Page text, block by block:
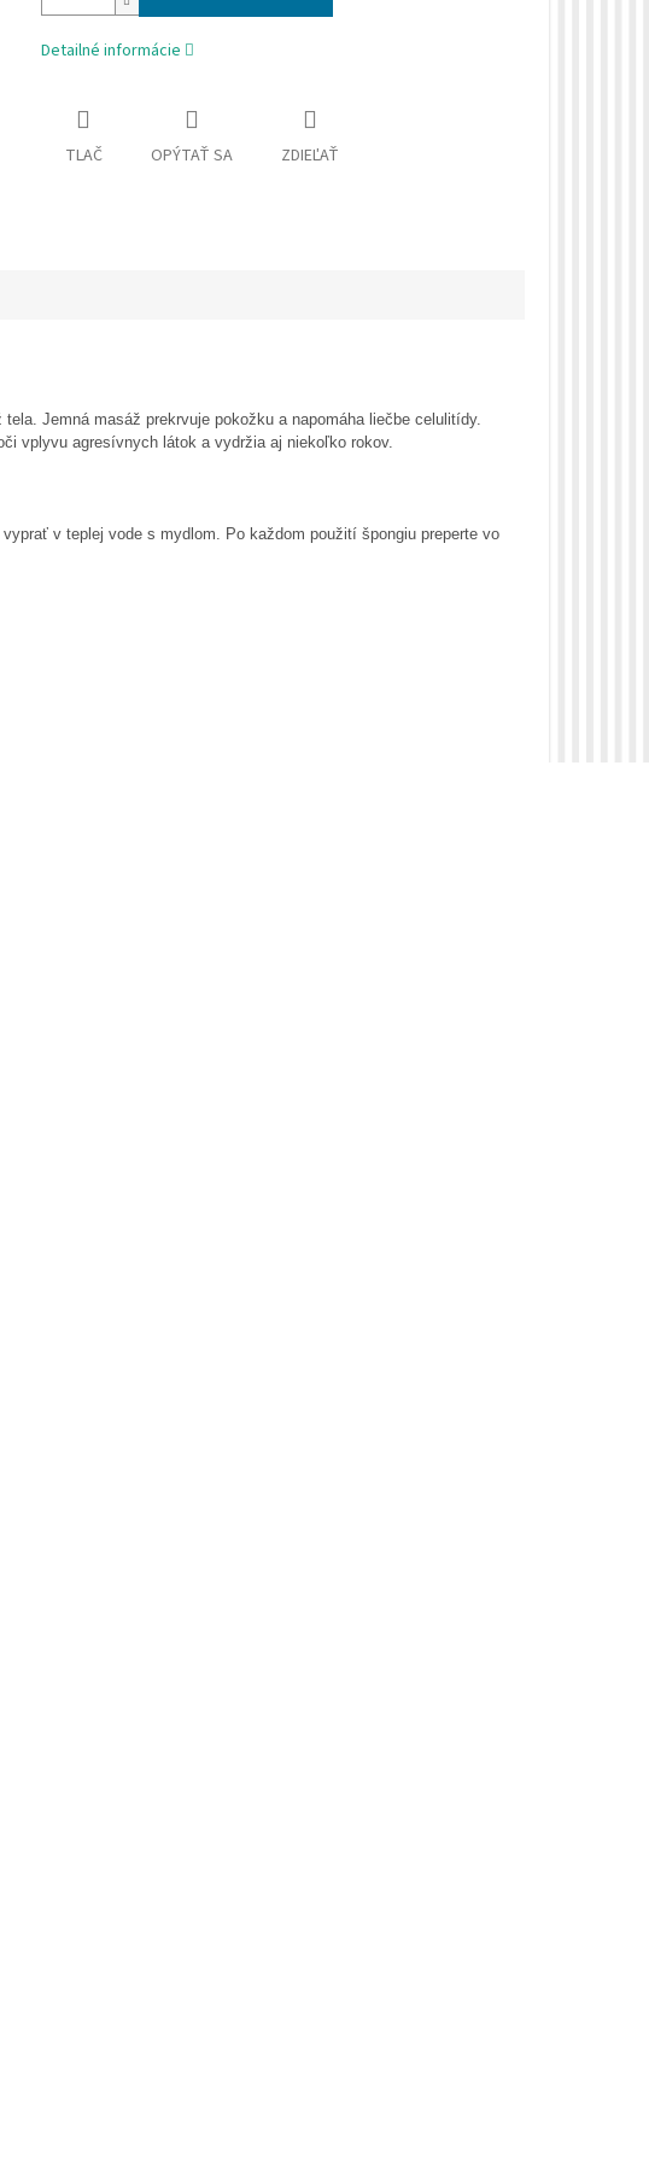
Detailné informácie
TLAČ OPÝTAŤ SA ZDIEĽAŤ
Jemná masáž prekrvuje pokožku a napomáha liečbe celulitídy.
vplyvu agresívnych látok a vydržia aj niekoľko rokov.
v teplej vode s mydlom. Po každom použití špongiu preperte vo